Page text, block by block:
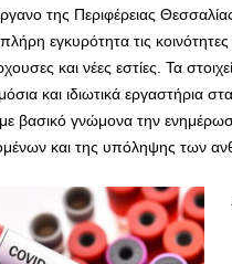
της Περιφέρειας
εγκυρότητα τις
και νέες εστίες. Τα
και ιδιωτικά εργαστήρια
με βασικό γνώμονα την
και της υπόληψης των